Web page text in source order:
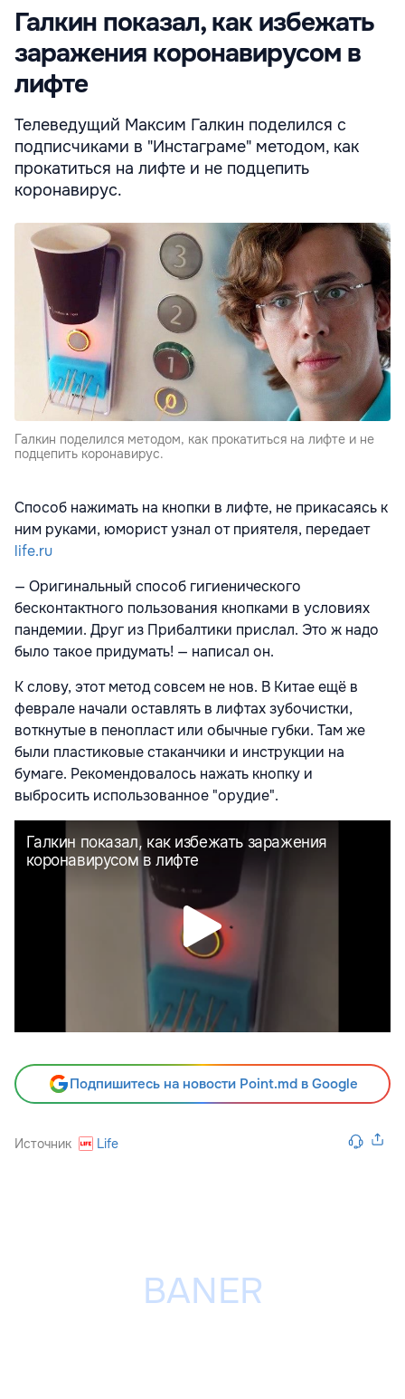
Галкин показал, как избежать
заражения коронавирусом в
лифте
Телеведущий Максим Галкин поделился с
подписчиками в "Инстаграме" методом, как
прокатиться на лифте и не подцепить
коронавирус.
Галкин поделился методом, как прокатиться на лифте и не
подцепить коронавирус.
Способ нажимать на кнопки в лифте, не прикасаясь к
ним руками, юморист узнал от приятеля, передает
life.ru
— Оригинальный способ гигиенического
бесконтактного пользования кнопками в условиях
пандемии. Друг из Прибалтики прислал. Это ж надо
было такое придумать! — написал он.
К слову, этот метод совсем не нов. В Китае ещё в
феврале начали оставлять в лифтах зубочистки,
воткнутые в пенопласт или обычные губки. Там же
были пластиковые стаканчики и инструкции на
бумаге. Рекомендовалось нажать кнопку и
выбросить использованное "орудие".
Подпишитесь на новости Point.md в Google
Источник Life